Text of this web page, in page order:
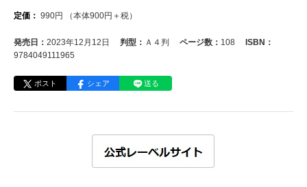
定価： 990円 （本体900円＋税）
発売日： 2023年12月12日 判型： Ａ４判 ページ数： 108
ISBN：
9784049111965
ポスト シェア 送る